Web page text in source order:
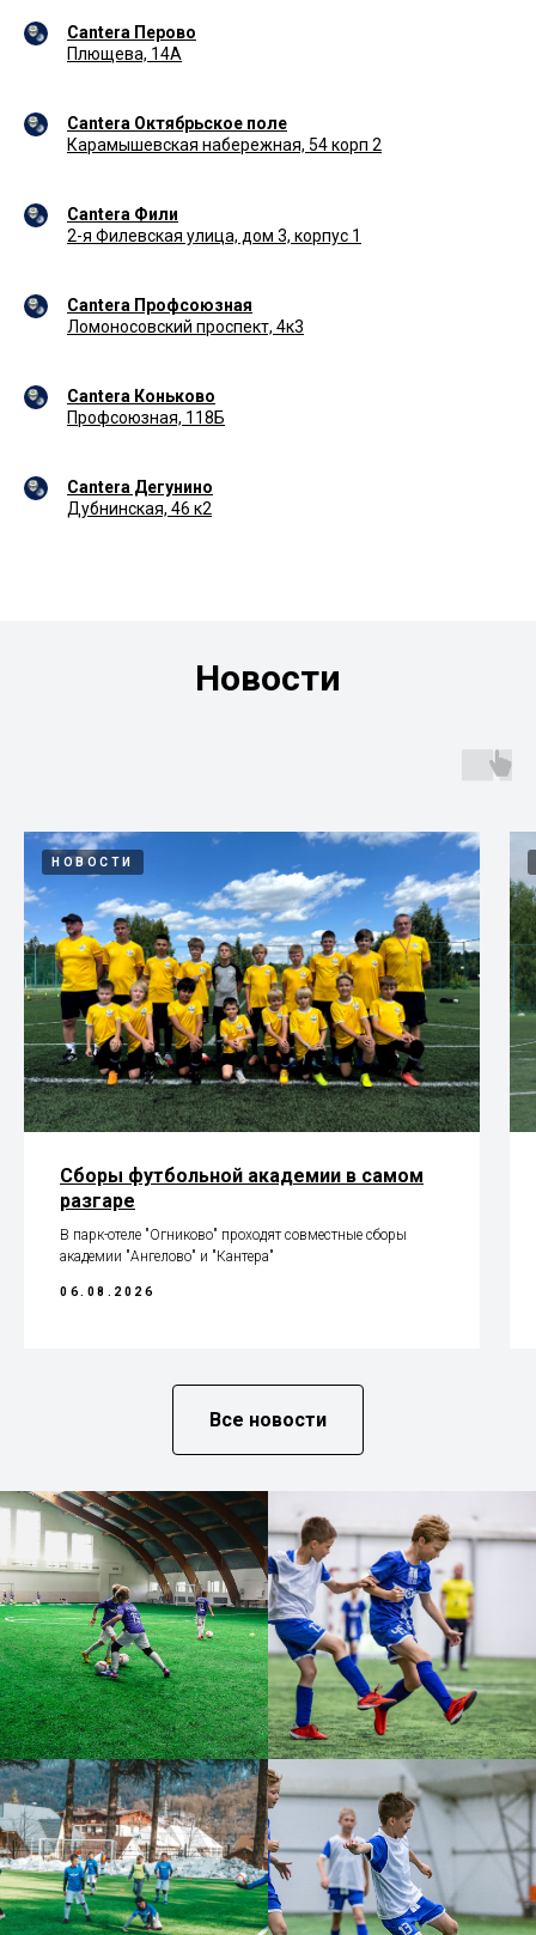
Cantera Перово
Плющева, 14А
Cantera Октябрьское поле
Карамышевская набережная, 54 корп 2
Cantera Фили
2-я Филевская улица, дом 3, корпус 1
Cantera Профсоюзная
Ломоносовский проспект, 4к3
Cantera Коньково
Профсоюзная, 118Б
Cantera Дегунино
Дубнинская, 46 к2
Новости
НОВОСТИ
Сборы футбольной академии в самом
разгаре
В парк-отеле "Огниково" проходят совместные сборы
академии "Ангелово" и "Кантера"
06.08.2026
Все новости